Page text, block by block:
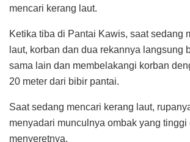
mencari kerang laut.
Ketika tiba di Pantai Kawis, saat sedang
laut, korban dan dua rekannya langsung
sama lain dan membelakangi korban
20 meter dari bibir pantai.
Saat sedang mencari kerang laut,
menyadari munculnya ombak yang tinggi
menyeretnya.